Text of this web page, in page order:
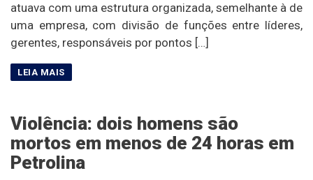
atuava com uma estrutura organizada, semelhante à de
uma empresa, com divisão de funções entre líderes,
gerentes, responsáveis por pontos […]
Violência: dois homens são
mortos em menos de 24 horas em
Petrolina